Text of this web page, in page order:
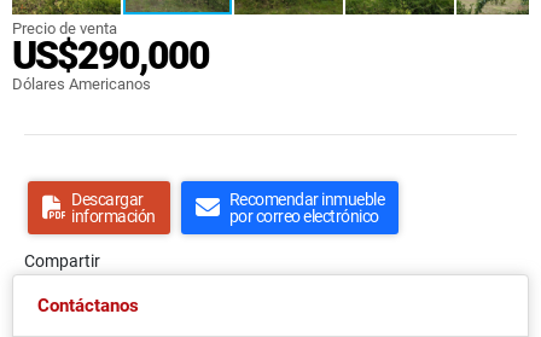
Precio de venta
US$290,000
Dólares Americanos
Descargar
información
Recomendar inmueble
por correo electrónico
Compartir
Contáctanos